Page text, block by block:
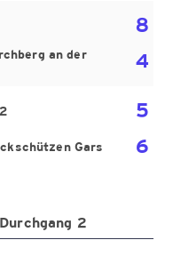
8
4
an der
5
6
Gars
2